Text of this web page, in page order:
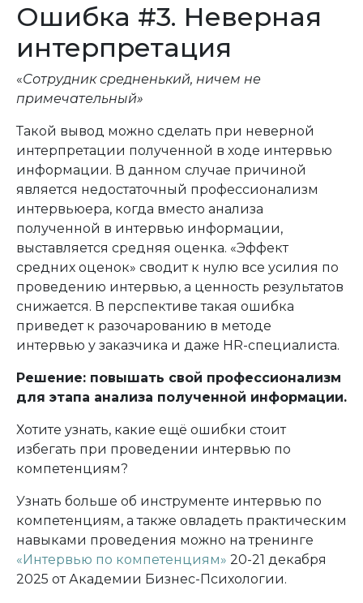
Ошибка #3. Неверная
интерпретация
«Сотрудник средненький, ничем не
примечательный»
Такой вывод можно сделать при неверной
интерпретации полученной в ходе интервью
информации. В данном случае причиной
является недостаточный профессионализм
интервьюера, когда вместо анализа
полученной в интервью информации,
выставляется средняя оценка. «Эффект
средних оценок» сводит к нулю все усилия по
проведению интервью, а ценность результатов
снижается. В перспективе такая ошибка
приведет к разочарованию в методе
интервью у заказчика и даже HR-специалиста.
Решение: повышать свой профессионализм
для этапа анализа полученной информации.
Хотите узнать, какие ещё ошибки стоит
избегать при проведении интервью по
компетенциям?
Узнать больше об инструменте интервью по
компетенциям, а также овладеть практическим
навыками проведения можно на тренинге
«Интервью по компетенциям» 20-21 декабря
2025 от Академии Бизнес-Психологии.